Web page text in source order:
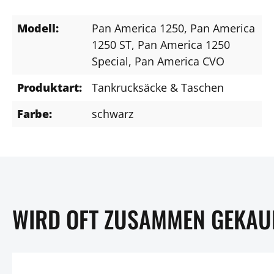
Modell: Pan America 1250, Pan America
1250 ST, Pan America 1250
Special, Pan America CVO
Produktart:
Tankrucksäcke & Taschen
Farbe:
schwarz
WIRD OFT ZUSAMMEN